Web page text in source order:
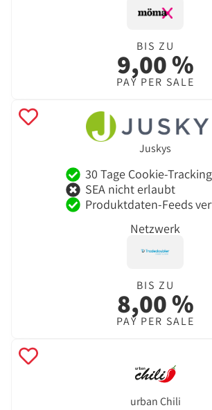
BIS ZU
9,00 %
PAY PER SALE
Juskys
30 Tage Cookie-Tracking
SEA nicht erlaubt
Produktdaten-Feeds
Netzwerk
BIS ZU
8,00 %
PAY PER SALE
urban Chili